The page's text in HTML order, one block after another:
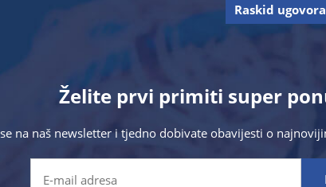
Raskid ugovora
Želite prvi primiti super
na naš newsletter i tjedno dobivate obavijesti o